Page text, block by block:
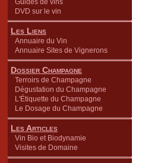
Guides de vins
DVD sur le vin
Les Liens
Annuaire du Vin
Annuaire Sites de Vignerons
Dossier Champagne
Terroirs de Champagne
Dégustation du Champagne
L'Étiquette du Champagne
Le Dosage du Champagne
Les Articles
Vin Bio et Biodynamie
Visites de Domaine